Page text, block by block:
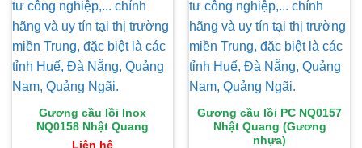
Gương cầu lồi Inox
NQ0158 Nhật Quang
Liên hệ
Gương cầu lồi PC NQ0157
Nhật Quang (Gương
nhựa)